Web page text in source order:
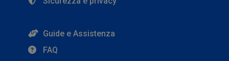
Guide e Assistenza
FAQ